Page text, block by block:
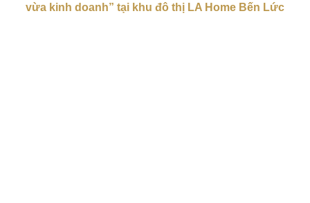
vừa kinh doanh” tại khu đô thị LA Home Bến Lức